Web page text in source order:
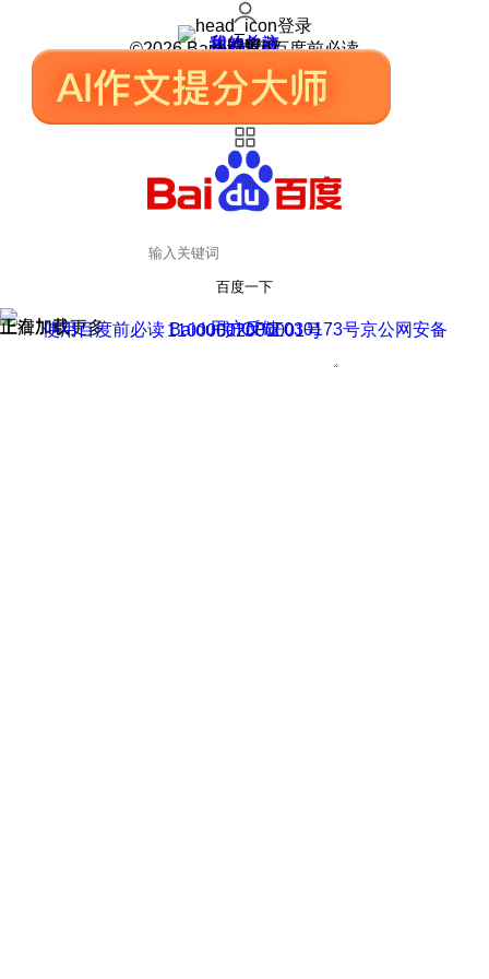
登录
我的关注
我的收藏
皮肤中心
用户反馈
设置
©2026 Baidu 使用百度前必读
百度一下
正在加载
上滑加载更多 用户反馈
使用百度前必读 Baidu 京ICP证030173号
京公网安备11000002000001号